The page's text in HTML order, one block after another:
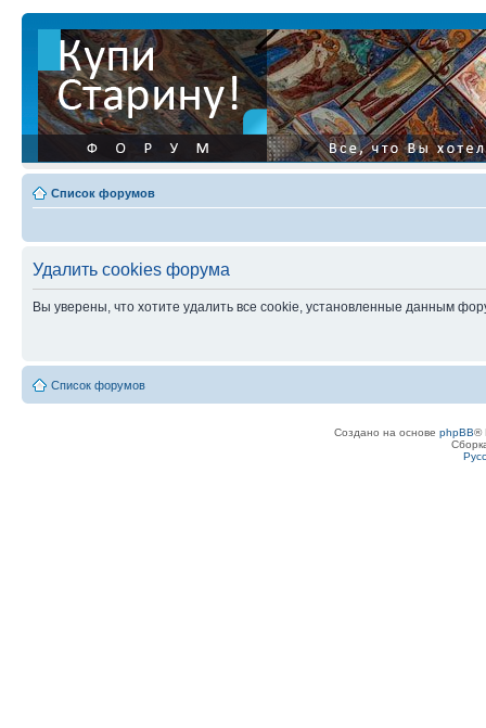
Список форумов
Удалить cookies форума
Вы уверены, что хотите удалить все cookie, установленные данным
Список форумов
Создано на основе phpBB®